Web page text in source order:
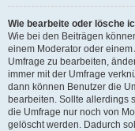
Wie bearbeite oder lösche
Wie bei den Beiträgen
einem Moderator oder
Umfrage zu bearbeiten,
immer mit der Umfrage
dann können Benutzer die
bearbeiten. Sollte allerdings
die Umfrage nur noch von
gelöscht werden. Dadurch